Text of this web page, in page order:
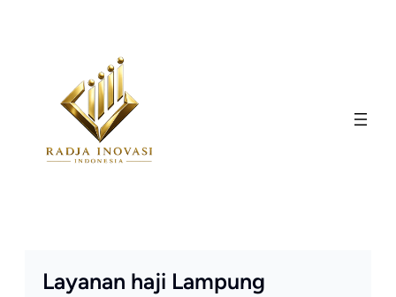
Layanan haji Lampung